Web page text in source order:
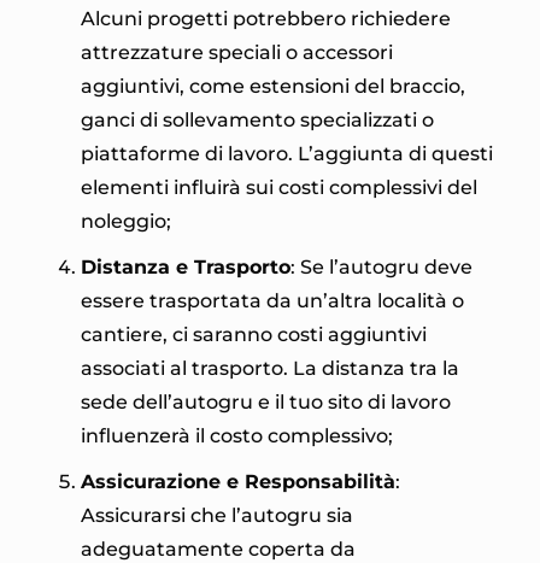
Alcuni progetti potrebbero richiedere
attrezzature speciali o accessori
aggiuntivi, come estensioni del braccio,
ganci di sollevamento specializzati o
piattaforme di lavoro. L’aggiunta di questi
elementi influirà sui costi complessivi del
noleggio;
Distanza e Trasporto: Se l’autogru deve
essere trasportata da un’altra località o
cantiere, ci saranno costi aggiuntivi
associati al trasporto. La distanza tra la
sede dell’autogru e il tuo sito di lavoro
influenzerà il costo complessivo;
Assicurazione e Responsabilità:
Assicurarsi che l’autogru sia
adeguatamente coperta da